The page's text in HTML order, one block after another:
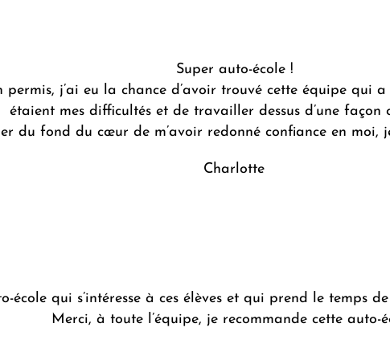
Super auto-école ! ​
j’ai eu la chance d’avoir trouvé cette équipe qui
étaient mes difficultés et de travailler dessus d’une façon
du fond du cœur de m’avoir redonné confiance en moi,
Charlotte
école qui s’intéresse à ces élèves et qui prend le temps
Merci, à toute l’équipe, je recommande cette auto-